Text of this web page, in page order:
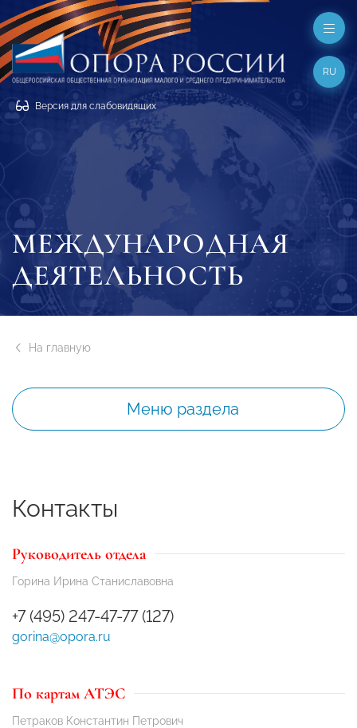
Версия для слабовидящих
RU
МЕЖДУНАРОДНАЯ
ДЕЯТЕЛЬНОСТЬ
На главную
Меню раздела
Контакты
Руководитель отдела
Горина Ирина Станиславовна
+7 (495) 247-47-77 (127)
gorina@opora.ru
По картам АТЭС
Петраков Константин Петрович